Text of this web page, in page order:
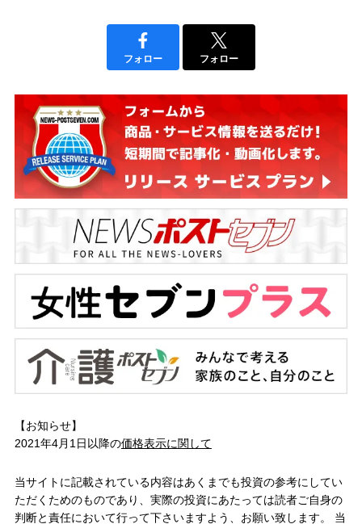
フォロー フォロー
【お知らせ】
2021年4月1日以降の価格表示に関して
当サイトに記載されている内容はあくまでも投資の参考にしてい
ただくためのものであり、実際の投資にあたっては読者ご自身の
判断と責任において行って下さいますよう、お願い致します。 当